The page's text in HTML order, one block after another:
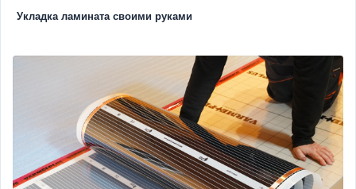
Укладка ламината своими руками